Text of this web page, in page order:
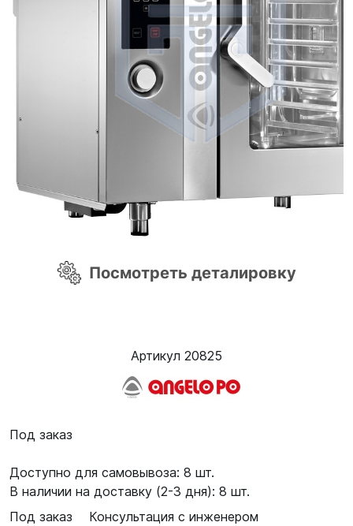
Посмотреть деталировку
Артикул 20825
Под заказ
Доступно для самовывоза: 8 шт.
В наличии на доставку (2-3 дня): 8 шт.
Под заказ
Консультация с инженером